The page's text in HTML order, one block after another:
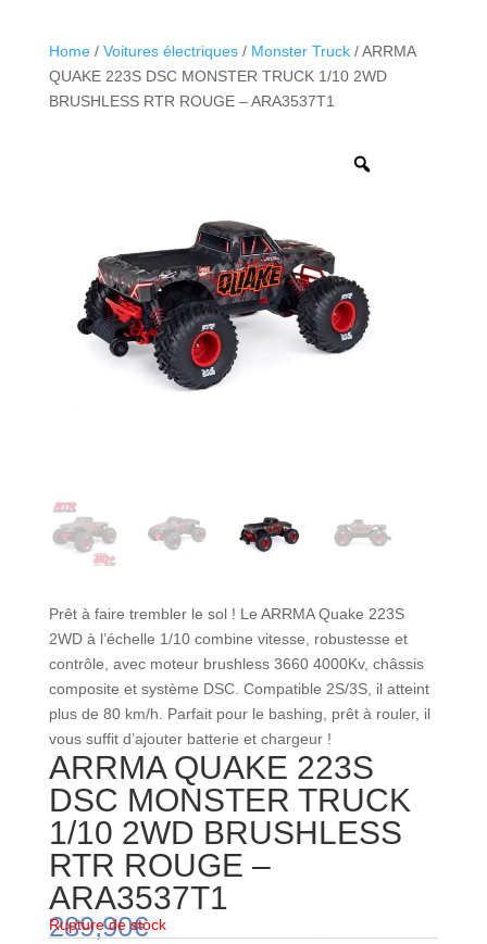
Home/ Voitures électriques/ Monster Truck/ ARRMA
QUAKE 223S DSC MONSTER TRUCK 1/10 2WD
BRUSHLESS RTR ROUGE – ARA3537T1
Prêt à faire trembler le sol ! Le ARRMA Quake 223S
2WD à l’échelle 1/10 combine vitesse, robustesse et
contrôle, avec moteur brushless 3660 4000Kv, châssis
composite et système DSC. Compatible 2S/3S, il atteint
plus de 80 km/h. Parfait pour le bashing, prêt à rouler, il
vous suffit d’ajouter batterie et chargeur !
ARRMA QUAKE 223S
DSC MONSTER TRUCK
1/10 2WD BRUSHLESS
RTR ROUGE –
ARA3537T1
289,90€
Rupture de stock